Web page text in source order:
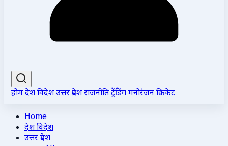
होमदेश विदेशउत्तर प्रदेशराजनीतिट्रेंडिंगमनोरंजनक्रिकेट
Home
देश विदेश
उत्तर प्रदेश